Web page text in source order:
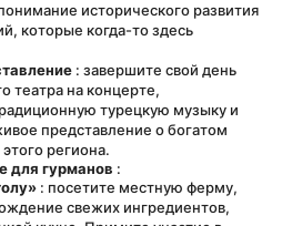
исторического развития
которые когда-то здесь
: завершите свой день
театра на концерте,
турецкую музыку и
представление о богатом
региона.
для гурманов :
: посетите местную ферму,
свежих ингредиентов,